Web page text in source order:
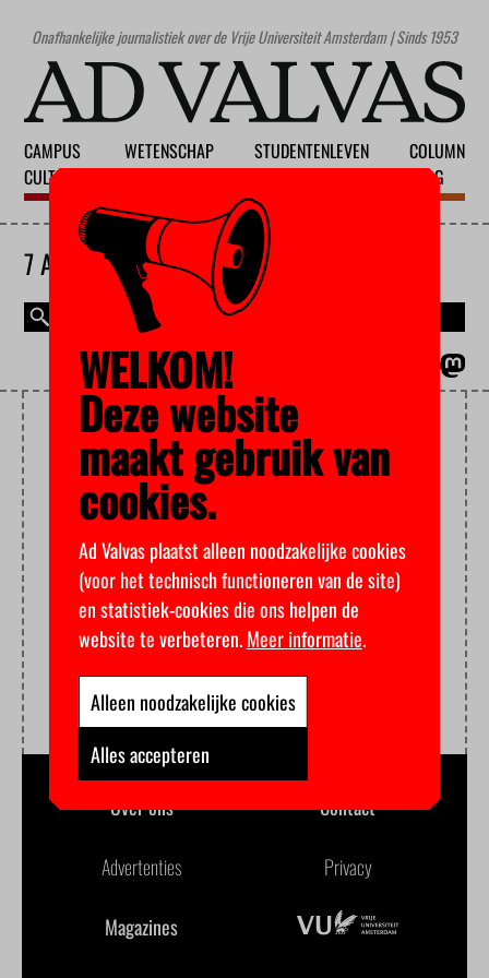
Onafhankelijke journalistiek over de Vrije Universiteit Amsterdam | Sinds 1953
CAMPUS
CULTUUR
WETENSCHAP
STUDENTENLEVEN
COLUMN
BLOG
7 AUGUSTUS 2026
LIFTEN
Over ons Contact
Advertenties Privacy
Magazines
WELKOM!
Deze website
maakt gebruik van
cookies.
Ad Valvas plaatst alleen noodzakelijke cookies
(voor het technisch functioneren van de site)
en statistiek-cookies die ons helpen de
website te verbeteren.Meer informatie.
Alleen noodzakelijke cookies
Alles accepteren